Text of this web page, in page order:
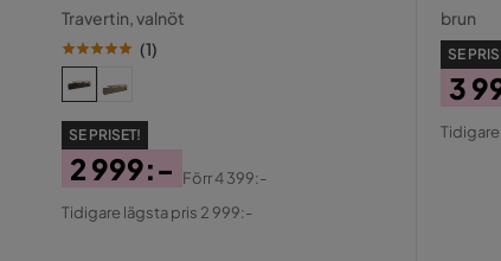
Travertin, valnöt
(1)
SE PRISET!
Pris
2 999:-
Original
Förr4 399:-
Tidigare lägsta pris 2 999:-
brun
SE
Pris
3